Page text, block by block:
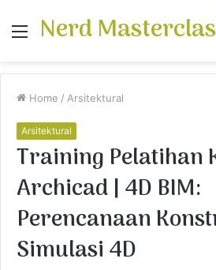
Menu
Nerd
Home / Arsitektural
Arsitektural
Training Pelatihan
Archicad | 4D BIM:
Perencanaan
Simulasi 4D